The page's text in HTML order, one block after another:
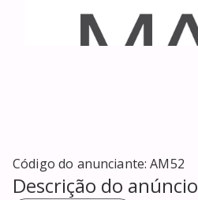
Código do anunciante:AM52
Descrição do anúncio